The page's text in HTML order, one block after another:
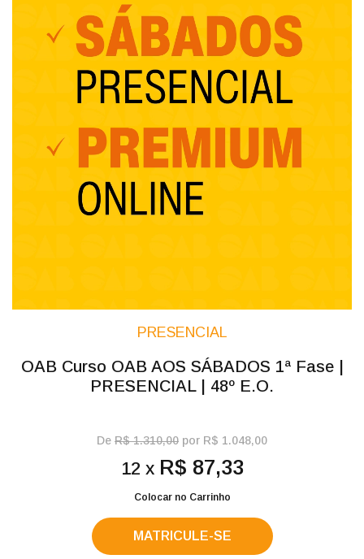
PRESENCIAL
OAB Curso OAB AOS SÁBADOS 1ª Fase |
PRESENCIAL | 48º E.O.
De R$ 1.310,00 por R$ 1.048,00
12 x R$ 87,33
Colocar no Carrinho
MATRICULE-SE